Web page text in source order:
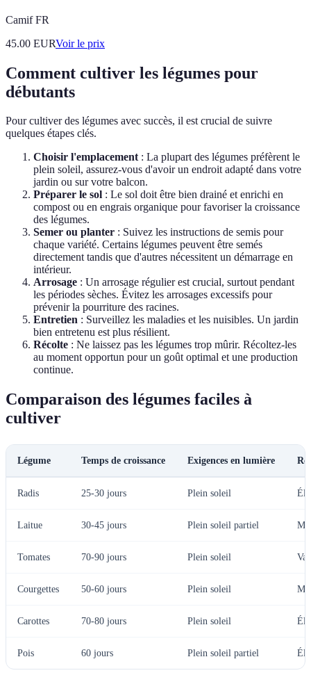
Camif FR
45.00 EURVoir le prix
Comment cultiver les légumes pour
débutants
Pour cultiver des légumes avec succès, il est crucial de suivre
quelques étapes clés.
Choisir l'emplacement: La plupart des légumes préfèrent le
plein soleil, assurez-vous d'avoir un endroit adapté dans votre
jardin ou sur votre balcon.
Préparer le sol : Le sol doit être bien drainé et enrichi en
compost ou en engrais organique pour favoriser la croissance
des légumes.
Semer ou planter : Suivez les instructions de semis pour
chaque variété. Certains légumes peuvent être semés
directement tandis que d'autres nécessitent un démarrage en
intérieur.
Arrosage : Un arrosage régulier est crucial, surtout pendant
les périodes sèches. Évitez les arrosages excessifs pour
prévenir la pourriture des racines.
Entretien : Surveillez les maladies et les nuisibles. Un jardin
bien entretenu est plus résilient.
Récolte : Ne laissez pas les légumes trop mûrir. Récoltez-les
au moment opportun pour un goût optimal et une production
continue.
Comparaison des légumes faciles à
cultiver
Légume Temps de croissance Exigences en lumière
Radis 25-30 jours Plein soleil
Laitue 30-45 jours Plein soleil partiel
Tomates 70-90 jours Plein soleil
Courgettes 50-60 jours Plein soleil
Carottes 70-80 jours Plein soleil
Pois 60 jours Plein soleil partiel